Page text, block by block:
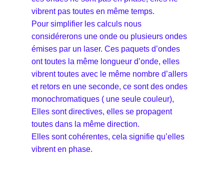
vibrent pas toutes en même temps.
Pour simplifier les calculs nous
considérerons une onde ou plusieurs ondes
émises par un laser. Ces paquets d’ondes
ont toutes la même longueur d’onde, elles
vibrent toutes avec le même nombre d’allers
et retors en une seconde, ce sont des ondes
monochromatiques ( une seule couleur),
Elles sont directives, elles se propagent
toutes dans la même direction.
Elles sont cohérentes, cela signifie qu’elles
vibrent en phase.